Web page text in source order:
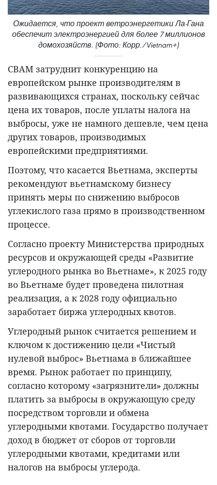
Ожидается, что проект ветроэнергетики Ла-Гана
обеспечит электроэнергией для более 7 миллионов
домохозяйств. (Фото: Корр./Vietnam+)
CBAM затруднит конкуренцию на
европейском рынке производителям в
развивающихся странах, поскольку сейчас
цена их товаров, после уплаты налога на
выбросы, уже не намного дешевле, чем цена
других товаров, производимых
европейскими предприятиями.
Поэтому, что касается Вьетнама, эксперты
рекомендуют вьетнамскому бизнесу
принять меры по снижению выбросов
углекислого газа прямо в производственном
процессе.
Согласно проекту Министерства природных
ресурсов и окружающей среды «Развитие
углеродного рынка во Вьетнаме», к 2025 году
во Вьетнаме будет проведена пилотная
реализация, а к 2028 году официально
заработает биржа углеродных квотов.
Углеродный рынок считается решением и
ключом к достижению цели «Чистый
нулевой выброс» Вьетнама в ближайшее
время. Рынок работает по принципу,
согласно которому «загрязнители» должны
платить за выбросы в окружающую среду
посредством торговли и обмена
углеродными квотами. Государство получает
доход в бюджет от сборов от торговли
углеродными квотами, кредитами или
налогов на выбросы углерода.